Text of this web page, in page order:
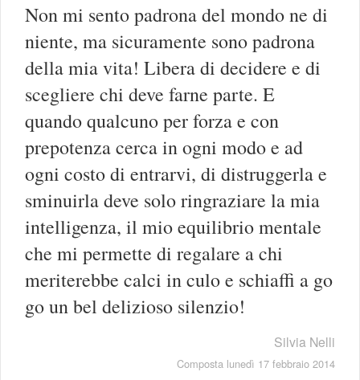
Non mi sento padrona del mondo ne di
niente, ma sicuramente sono padrona
della mia vita! Libera di decidere e di
scegliere chi deve farne parte. E
quando qualcuno per forza e con
prepotenza cerca in ogni modo e ad
ogni costo di entrarvi, di distruggerla e
sminuirla deve solo ringraziare la mia
intelligenza, il mio equilibrio mentale
che mi permette di regalare a chi
meriterebbe calci in culo e schiaffi a go
go un bel delizioso silenzio!
Silvia Nelli
Composta lunedì 17 febbraio 2014